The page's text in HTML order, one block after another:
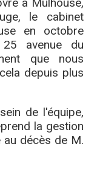
à Mulhouse,
le cabinet
en octobre
avenue du
que nous
depuis plus
de l'équipe,
la gestion
décès de M.